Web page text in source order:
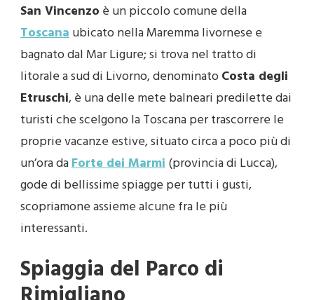
San Vincenzo è un piccolo comune della
Toscanaubicato nella Maremma livornese e
bagnato dal Mar Ligure; si trova nel tratto di
litorale a sud di Livorno, denominatoCosta degli
Etruschi, è una delle mete balneari predilette dai
turisti che scelgono la Toscana per trascorrere le
proprie vacanze estive, situato circa a poco più di
un’ora daForte dei Marmi(provincia di Lucca),
gode di bellissime spiagge per tutti i gusti,
scopriamone assieme alcune fra le più
interessanti.
Spiaggia del Parco di